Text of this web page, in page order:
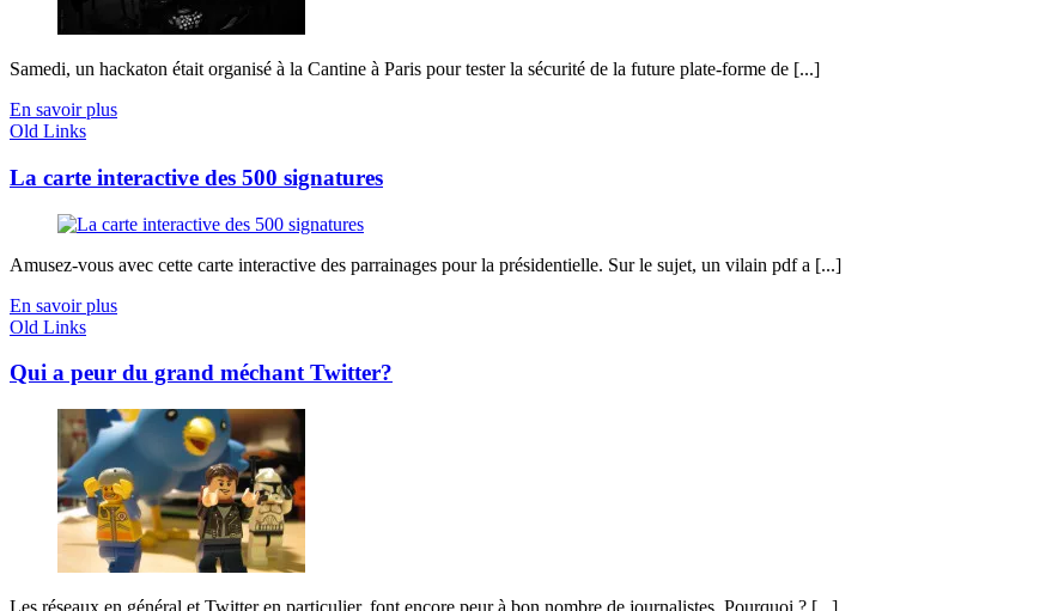
Samedi, un hackaton était organisé à la Cantine à Paris pour tester la sécurité de la future plate-forme de [...]
En savoir plus
Old Links
La carte interactive des 500 signatures
Amusez-vous avec cette carte interactive des parrainages pour la présidentielle. Sur le sujet, un vilain pdf a [...]
En savoir plus
Old Links
Qui a peur du grand méchant Twitter?